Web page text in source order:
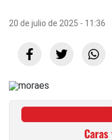
20 de julio de 2025 - 11:36